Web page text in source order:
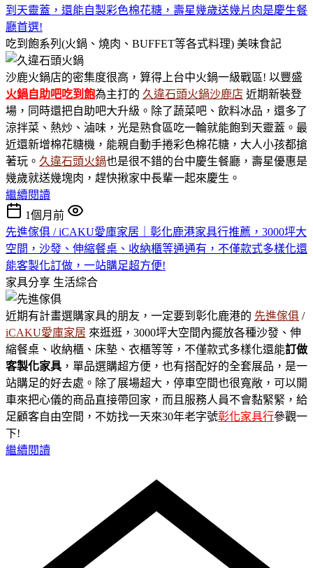
到天靈蓋，還能自製彩色棉花糖，壽星幾歲送幾片肉是慶生餐
廳首選!
吃到飽系列(火鍋、燒肉、BUFFET等各式料理) 美味食記
沙鹿火鍋店的密集度很高，算得上台中火鍋一級戰區! 以豐盛
火鍋自助吧吃到飽為主打的 久違石頭火鍋沙鹿店 近期新裝登
場，同時還把自助吧大升級。除了蔬菜吧、飲料冰品，還多了
涼拌菜、熱炒、滷味，光是熟食區吃一輪就能飽到天靈蓋。最
近還新增棉花糖機，能親自動手捲彩色棉花糖，大人小孩都搶
著玩。 久違石頭火鍋也是很不錯的台中慶生餐廳，壽星優惠是
幾歲就送幾塊肉，趕快揪家中長輩一起來慶生。
繼續閱讀
1個月前
先進傢俱 / iCAKU愛庫家居｜彰化鹿港家具行推薦，3000坪大
空間，沙發、伸縮餐桌、收納櫃等通通有，不僅款式多樣化還
能客製化訂做，一站購足超方便!
家具分享 生活綜合
近期有計畫選購家具的朋友，一定要到彰化鹿港的 先進傢俱 /
iCAKU愛庫家居 來逛逛，3000坪大空間內擺放各種沙發、伸
縮餐桌、收納櫃、床墊、衣櫃等等，不僅款式多樣化還能訂做
客製化家具 ，單品選購超方便，也有搭配好的全套展品，是一
站購足的好去處。除了展場超大，停車空間也很寬敞，可以開
車來把心儀的商品直接帶回家，而且服務人員不會黏緊緊，給
足顧客自由空間，不妨找一天來30年老字號彰化家具行參觀一
下!
繼續閱讀